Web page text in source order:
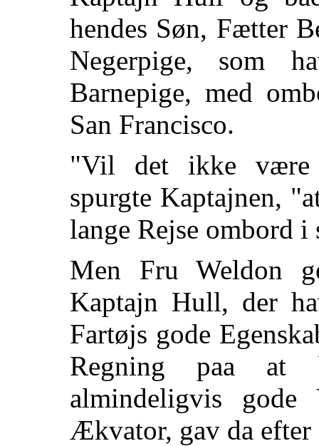
hendes Søn, Fætter
Negerpige, som
Barnepige, med
San Francisco.
"Vil det ikke være
spurgte Kaptajnen,
lange Rejse ombord
Men Fru Weldon
Kaptajn Hull, der
Fartøjs gode
Regning paa at
almindeligvis
Ækvator, gav da efter